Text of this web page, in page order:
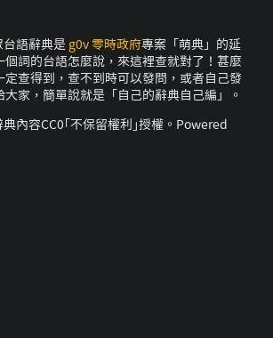
語辭典是 g0v 零時政府專案「萌典」的延
詞的台語怎麼說，來這裡查就對了！甚麼
查得到，查不到時可以發問，或者自己發
家，簡單說就是「自己的辭典自己編」。
內容CC0｢不保留權利｣授權。Powered